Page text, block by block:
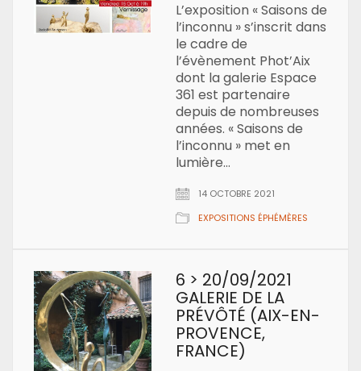
L’exposition « Saisons de
l’inconnu » s’inscrit dans
le cadre de
l’évènement Phot’Aix
dont la galerie Espace
361 est partenaire
depuis de nombreuses
années. « Saisons de
l’inconnu » met en
lumière…
14 OCTOBRE 2021
EXPOSITIONS ÉPHÉMÈRES
6 > 20/09/2021
GALERIE DE LA
PRÉVÔTÉ (AIX-EN-
PROVENCE,
FRANCE)